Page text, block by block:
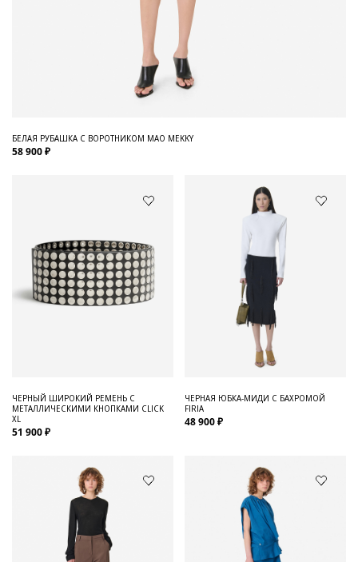
БЕЛАЯ РУБАШКА С ВОРОТНИКОМ МАО MEKKY
58 900 ₽
ЧЕРНЫЙ ШИРОКИЙ РЕМЕНЬ С
МЕТАЛЛИЧЕСКИМИ КНОПКАМИ CLICK
XL
51 900 ₽
ЧЕРНАЯ ЮБКА-МИДИ С БАХРОМОЙ
FIRIA
48 900 ₽